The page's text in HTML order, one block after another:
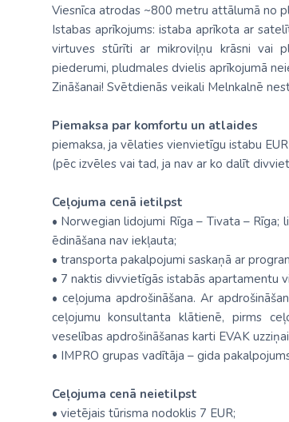
Viesnīca atrodas ~800 metru attālumā no
Istabas aprīkojums: istaba aprīkota ar
virtuves stūrīti ar mikroviļņu krāsni vai
piederumi, pludmales dvielis aprīkojumā
Zināšanai! Svētdienās veikali Melnkalnē
Piemaksa par komfortu un atlaides
piemaksa, ja vēlaties vienvietīgu istabu
(pēc izvēles vai tad, ja nav ar ko dalīt
Ceļojuma cenā ietilpst
• Norwegian lidojumi Rīga – Tivata –
ēdināšana nav iekļauta;
• transporta pakalpojumi saskaņā ar
• 7 naktis divvietīgās istabās apartamentu
• ceļojuma apdrošināšana. Ar
ceļojumu konsultanta klātienē, pirms
veselības apdrošināšanas karti EVAK
• IMPRO grupas vadītāja – gida
Ceļojuma cenā neietilpst
• vietējais tūrisma nodoklis 7 EUR;